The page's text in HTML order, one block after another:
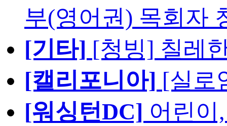
부(영어권) 목회자
[기타] [청빙] 칠레
[캘리포니아] [실로
[워싱턴DC] 어린이